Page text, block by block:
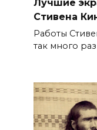
Лучшие
Стивена
Работы
так много раз